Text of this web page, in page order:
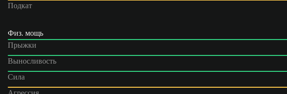
Подкат
Физ. мощь
Прыжки
Выносливость
Сила